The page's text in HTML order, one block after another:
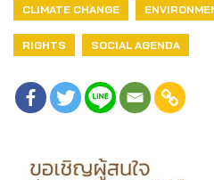
CLIMATE CHANGE
RIGHTS SOCIAL AGENDA